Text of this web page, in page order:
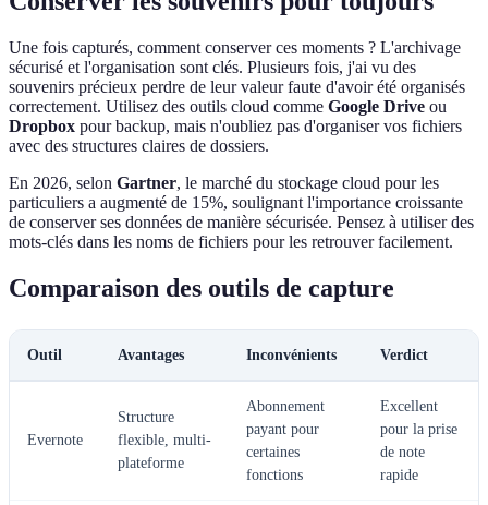
Une fois capturés, comment conserver ces moments ? L'archivage
sécurisé et l'organisation sont clés. Plusieurs fois, j'ai vu des
souvenirs précieux perdre de leur valeur faute d'avoir été organisés
correctement. Utilisez des outils cloud comme Google Drive ou
Dropbox pour backup, mais n'oubliez pas d'organiser vos fichiers
avec des structures claires de dossiers.
En 2026, selon Gartner, le marché du stockage cloud pour les
particuliers a augmenté de 15%, soulignant l'importance croissante
de conserver ses données de manière sécurisée. Pensez à utiliser des
mots-clés dans les noms de fichiers pour les retrouver facilement.
Comparaison des outils de capture
Outil Avantages Inconvénients Verdict
Evernote
Structure
flexible, multi-
plateforme
Abonnement
payant pour
certaines
fonctions
Excellent
pour la prise
de note
rapide